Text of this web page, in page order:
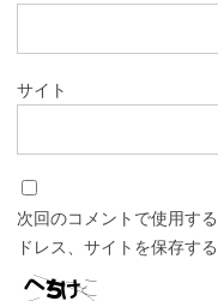
サイト
次回のコメントで使用す
ドレス、サイトを保存する